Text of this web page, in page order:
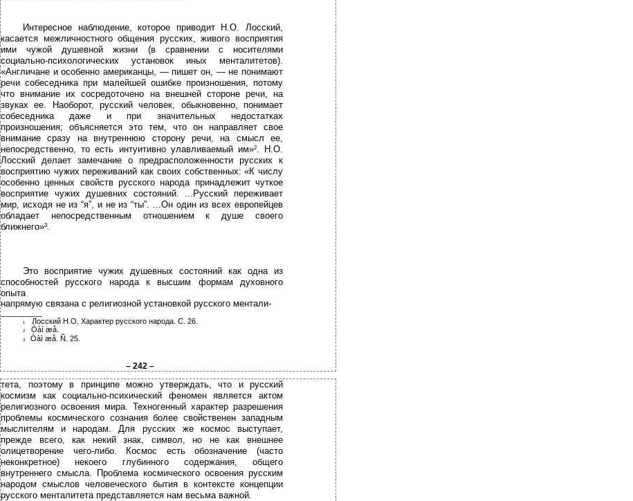
Интересное наблюдение, которое приводит Н.О. Лосский,
касается межличностного общения русских, живого восприятия
ими чужой душевной жизни (в сравнении с носителями
социально-психологических установок иных менталитетов).
«Англичане и особенно американцы, — пишет он, — не понимают
речи собеседника при малейшей ошибке произношения, потому
что внимание их сосредоточено на внешней стороне речи, на
звуках ее. Наоборот, русский человек, обыкновенно, понимает
собеседника даже и при значительных недостатках
произношения; объясняется это тем, что он направляет свое
внимание сразу на внутреннюю сторону речи, на смысл ее,
непосредственно, то есть интуитивно улавливаемый им»2. Н.О.
Лосский делает замечание о предрасположенности русских к
восприятию чужих переживаний как своих собственных: «К числу
особенно ценных свойств русского народа принадлежит чуткое
восприятие чужих душевних состояний. ...Русский переживает
мир, исходя не из “я”, и не из “ты”. ...Он один из всех европейцев
обладает непосредственным отношением к душе своего
ближнего»3.
Это восприятие чужих душевных состояний как одна из
способностей русского народа к высшим формам духовного
опыта
напрямую связана с религиозной установкой русского ментали-
1 Лосский Н.О. Характер русского народа. С. 26.
2 Òàì æå.
3 Òàì æå. Ñ. 25.
– 242 –
тета, поэтому в принципе можно утверждать, что и русский
космизм как социально-психический феномен является актом
религиозного освоения мира. Техногенный характер разрешения
проблемы космического сознания более свойственен западным
мыслителям и народам. Для русских же космос выступает,
прежде всего, как некий знак, символ, но не как внешнее
олицетворение чего-либо. Космос есть обозначение (часто
неконкретное) некоего глубинного содержания, общего
внутреннего смысла. Проблема космического освоения русским
народом смыслов человеческого бытия в контексте концепции
русского менталитета представляется нам весьма важной.